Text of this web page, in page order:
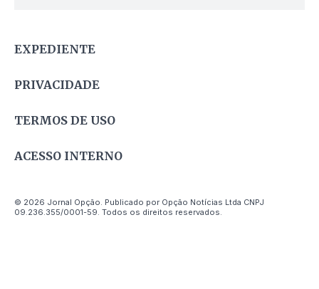
EXPEDIENTE
PRIVACIDADE
TERMOS DE USO
ACESSO INTERNO
© 2026 Jornal Opção. Publicado por Opção Notícias Ltda CNPJ
09.236.355/0001-59. Todos os direitos reservados.